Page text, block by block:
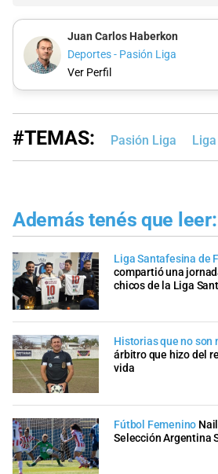
Juan Carlos Haberkon
Deportes - Pasión Liga
Ver Perfil
#TEMAS: Pasión Liga
Además tenés que leer:
Liga Santafesina de
compartió una
chicos de la Liga
Historias que no son
árbitro que hizo del
vida
Fútbol Femenino
Selección Argentina